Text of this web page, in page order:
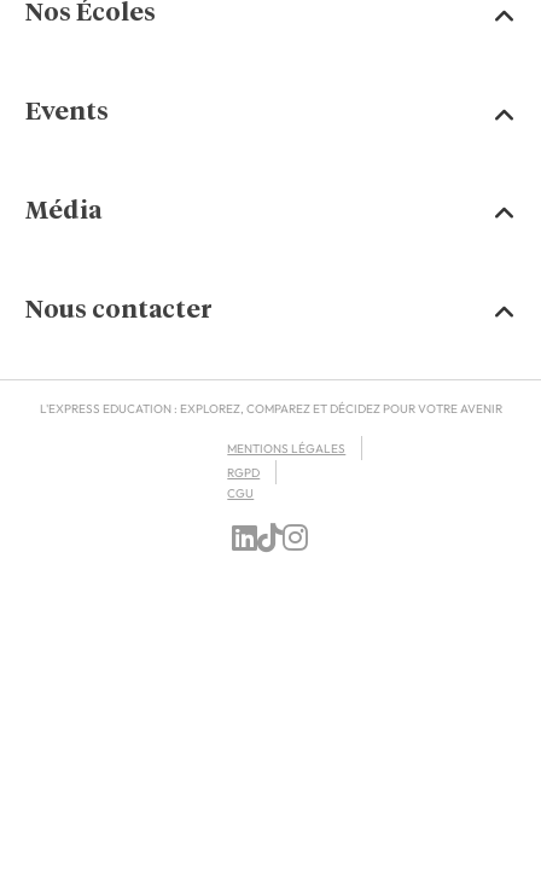
Nos Écoles
Events
Média
Nous contacter
L'EXPRESS EDUCATION : EXPLOREZ, COMPAREZ ET DÉCIDEZ POUR VOTRE AVENIR
MENTIONS LÉGALES
RGPD
CGU